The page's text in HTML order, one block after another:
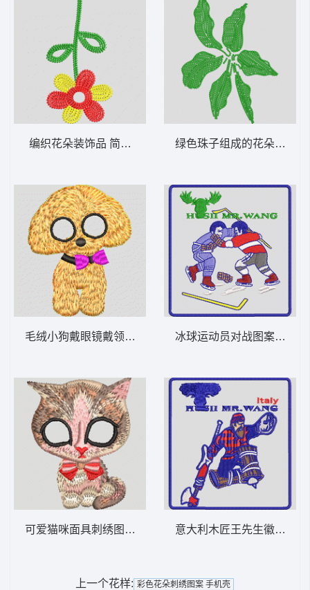
编织花朵装饰品 简单的花
毛绒小狗戴眼镜戴领结 小狗
可爱猫咪面具刺绣图案 小猫
绿色珠子组成的花朵图案
冰球运动员对战图案 徽章
意大利木匠王先生徽章 徽
上一个花样: 彩色花朵刺绣图案 手机壳